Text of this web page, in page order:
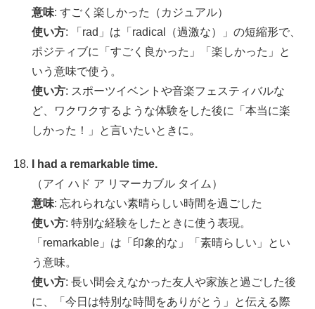
意味: すごく楽しかった（カジュアル）
使い方: 「rad」は「radical（過激な）」の短縮形で、
ポジティブに「すごく良かった」「楽しかった」と
いう意味で使う。
使い方: スポーツイベントや音楽フェスティバルな
ど、ワクワクするような体験をした後に「本当に楽
しかった！」と言いたいときに。
I had a remarkable time.
（アイ ハド ア リマーカブル タイム）
意味: 忘れられない素晴らしい時間を過ごした
使い方: 特別な経験をしたときに使う表現。
「remarkable」は「印象的な」「素晴らしい」とい
う意味。
使い方: 長い間会えなかった友人や家族と過ごした後
に、「今日は特別な時間をありがとう」と伝える際